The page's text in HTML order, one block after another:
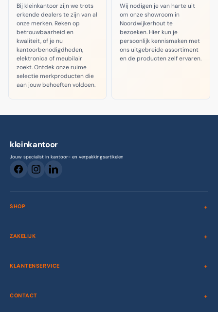
Bij kleinkantoor zijn we trots
erkende dealers te zijn van al
onze merken. Reken op
betrouwbaarheid en
kwaliteit, of je nu
kantoorbenodigdheden,
elektronica of meubilair
zoekt. Ontdek onze ruime
selectie merkproducten die
aan jouw behoeften voldoen.
Wij nodigen je van harte uit
om onze showroom in
Noordwijkerhout te
bezoeken. Hier kun je
persoonlijk kennismaken met
ons uitgebreide assortiment
en de producten zelf ervaren.
kleinkantoor
Jouw specialist in kantoor- en verpakkingsartikelen
SHOP
ZAKELIJK
KLANTENSERVICE
CONTACT